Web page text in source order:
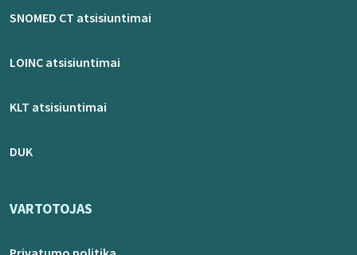
SNOMED CT atsisiuntimai
LOINC atsisiuntimai
KLT atsisiuntimai
DUK
VARTOTOJAS